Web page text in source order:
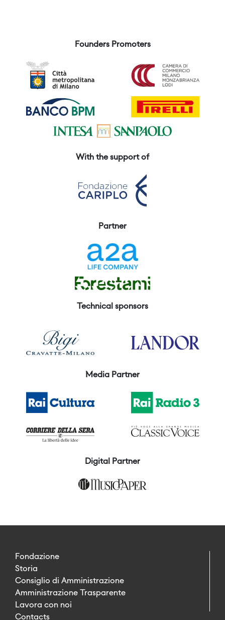
Founders Promoters
With the support of
Partner
Technical sponsors
Media Partner
Digital Partner
Fondazione
Storia
Consiglio di Amministrazione
Amministrazione Trasparente
Lavora con noi
Contacts